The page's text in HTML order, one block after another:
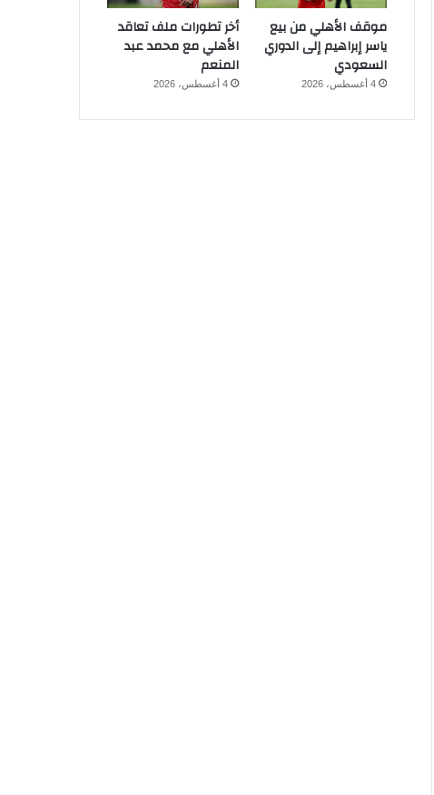
موقف الأهلي من بيع
ياسر إبراهيم إلى الدوري
السعودي
4 أغسطس، 2026
أخر تطورات ملف تعاقد
الأهلي مع محمد عبد
المنعم
4 أغسطس، 2026